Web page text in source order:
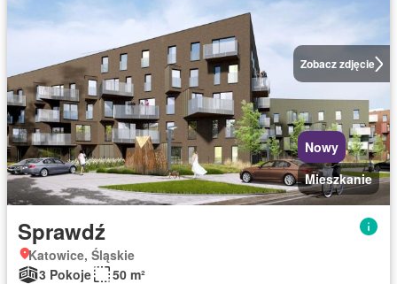
Zobacz zdjęcie
Nowy
Mieszkanie
Sprawdź
Katowice, Śląskie
3 Pokoje
50 m²